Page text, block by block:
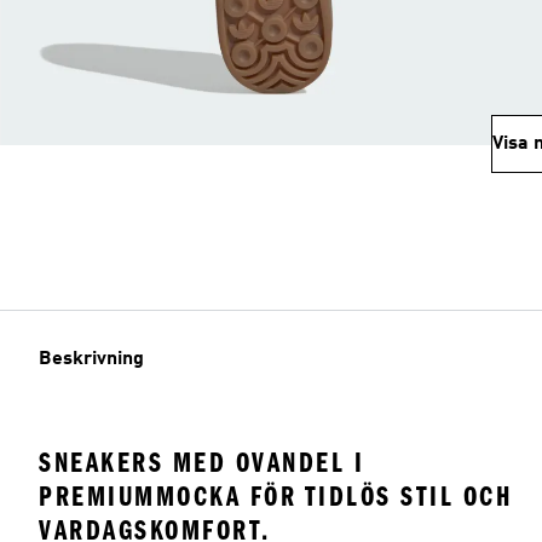
Visa
Beskrivning
SNEAKERS MED OVANDEL I
PREMIUMMOCKA FÖR TIDLÖS STIL OCH
VARDAGSKOMFORT.